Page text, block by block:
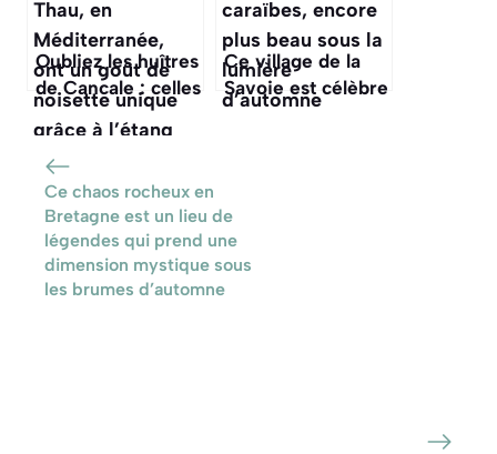
parfait hors
saison
automne
Oubliez les huîtres
de Cancale : celles
du bassin de Thau,
en Méditerranée,
ont un goût de
noisette unique
grâce à l’étang
salé
Ce village de la
Savoie est célèbre
pour son lac aux
d’automne
Ce chaos rocheux en
Bretagne est un lieu de
légendes qui prend une
dimension mystique sous
les brumes d’automne